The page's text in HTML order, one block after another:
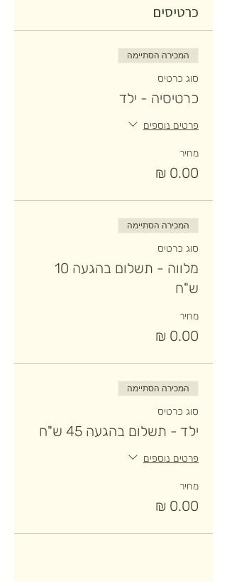
כרטיסים
המכירה הסתיימה
סוג כרטיס
כרטיסיה - ילד
פרטים נוספים
מחיר
המכירה הסתיימה
סוג כרטיס
מלווה - תשלום בהגעה 10
ש"ח
מחיר
המכירה הסתיימה
סוג כרטיס
ילד - תשלום בהגעה 45 ש"ח
פרטים נוספים
מחיר